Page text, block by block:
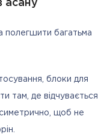
асану
полегшити багатьма
блоки для
там, де відчувається
щоб не